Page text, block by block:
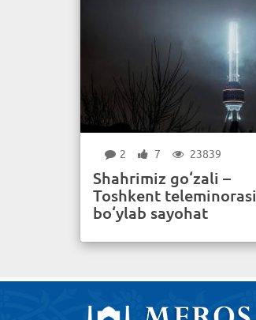
2 7 23839
Shahrimiz go‘zali –
Toshkent teleminorasi
bo‘ylab sayohat